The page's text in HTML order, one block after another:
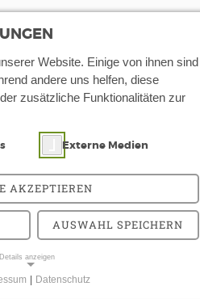
Aktuelles Details
Website. Einige von ihnen sind
andere uns helfen, diese
zusätzliche Funktionalitäten zur
Externe Medien
AKZEPTIEREN
AUSWAHL SPEICHERN
Details anzeigen
Datenschutz